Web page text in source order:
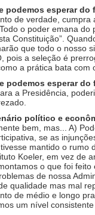
podemos esperar
de verdade,
o poder emana
Constituição”.
que todo o nosso
pois a seleção é
a prática bata
podemos esperar
a Presidência,
político e
bem, mas... A)
se as
mantido o rumo
Koeler, em vez de
o que foi
de nossa
qualidade mas mal
de médio e longo
um nível